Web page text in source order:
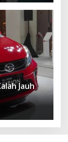
Jauh